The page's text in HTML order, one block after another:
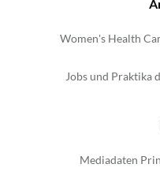
Women's Health
Jobs und Praktika
Mediadaten